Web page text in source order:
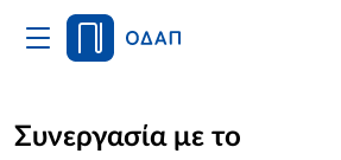
Άνοιγμα
Κυρίως
Αρχική
Συνεργασία με το